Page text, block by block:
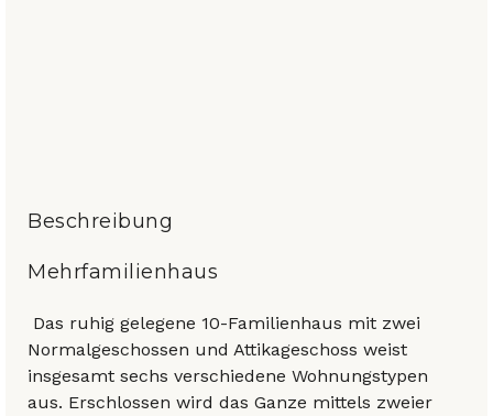
Beschreibung
Mehrfamilienhaus
Das ruhig gelegene 10-Familienhaus mit zwei
Normalgeschossen und Attikageschoss weist
insgesamt sechs verschiedene Wohnungstypen
aus. Erschlossen wird das Ganze mittels zweier